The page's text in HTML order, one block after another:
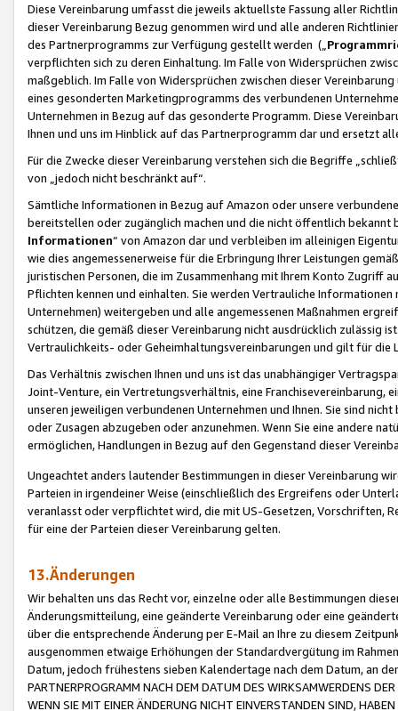
Diese Vereinbarung umfasst die jeweils aktuellste Fassung aller
dieser Vereinbarung Bezug genommen wird und alle anderen
des Partnerprogramms zur Verfügung gestellt werden („
verpflichten sich zu deren Einhaltung. Im Falle von Widersprüchen
maßgeblich. Im Falle von Widersprüchen zwischen dieser
eines gesonderten Marketingprogramms des verbundenen
Unternehmen in Bezug auf das gesonderte Programm. Diese
Ihnen und uns im Hinblick auf das Partnerprogramm dar und ersetzt
Für die Zwecke dieser Vereinbarung verstehen sich die Begriffe
von „jedoch nicht beschränkt auf“.
Sämtliche Informationen in Bezug auf Amazon oder unsere
bereitstellen oder zugänglich machen und die nicht öffentlich
Informationen“ von Amazon dar und verbleiben im alleinigen
wie dies angemessenerweise für die Erbringung Ihrer Leistungen
juristischen Personen, die im Zusammenhang mit Ihrem Konto
Pflichten kennen und einhalten. Sie werden Vertrauliche
Unternehmen) weitergeben und alle angemessenen Maßnahmen
schützen, die gemäß dieser Vereinbarung nicht ausdrücklich zulässig
Vertraulichkeits- oder Geheimhaltungsvereinbarungen und gilt für die
Das Verhältnis zwischen Ihnen und uns ist das unabhängiger
Joint-Venture, ein Vertretungsverhältnis, eine Franchisevereinbarung,
unseren jeweiligen verbundenen Unternehmen und Ihnen. Sie sind
oder Zusagen abzugeben oder anzunehmen. Wenn Sie eine andere
ermöglichen, Handlungen in Bezug auf den Gegenstand dieser
Ungeachtet anders lautender Bestimmungen in dieser Vereinbarung
Parteien in irgendeiner Weise (einschließlich des Ergreifens oder
veranlasst oder verpflichtet wird, die mit US-Gesetzen, Vorschriften,
für eine der Parteien dieser Vereinbarung gelten.
13.Änderungen
Wir behalten uns das Recht vor, einzelne oder alle Bestimmungen
Änderungsmitteilung, eine geänderte Vereinbarung oder eine
über die entsprechende Änderung per E-Mail an Ihre zu diesem
ausgenommen etwaige Erhöhungen der Standardvergütung im
Datum, jedoch frühestens sieben Kalendertage nach dem Datum, an
PARTNERPROGRAMM NACH DEM DATUM DES WIRKSAMWERDENS
WENN SIE MIT EINER ÄNDERUNG NICHT EINVERSTANDEN SIND,